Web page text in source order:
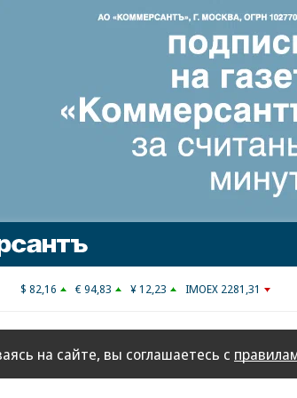
$ 82,16 € 94,83 ¥ 12,23 IMOEX 2281,31
на сайте, вы соглашаетесь с